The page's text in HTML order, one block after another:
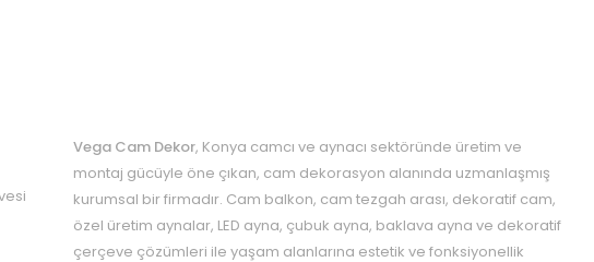
Vega Cam Dekor, Konya camcı ve aynacı sektöründe üretim ve
montaj gücüyle öne çıkan, cam dekorasyon alanında uzmanlaşmış
kurumsal bir firmadır. Cam balkon, cam tezgah arası, dekoratif cam,
özel üretim aynalar, LED ayna, çubuk ayna, baklava ayna ve dekoratif
çerçeve çözümleri ile yaşam alanlarına estetik ve fonksiyonellik